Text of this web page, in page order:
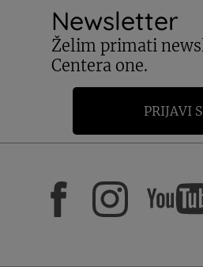
Newsletter
Želim primati
Centera one.
PRIJAVI